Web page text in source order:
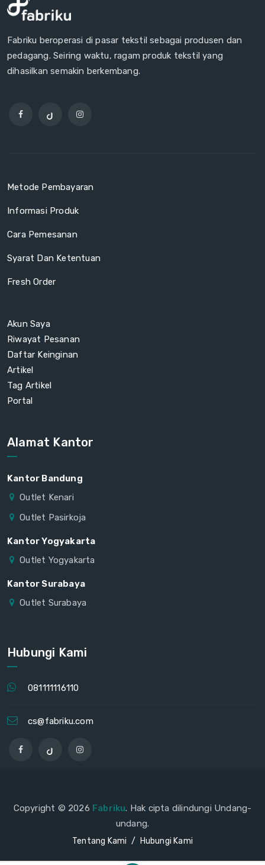
Fabriku beroperasi di pasar tekstil sebagai produsen dan
pedagang. Seiring waktu, ragam produk tekstil yang
dihasilkan semakin berkembang.
Metode Pembayaran
Informasi Produk
Cara Pemesanan
Syarat Dan Ketentuan
Fresh Order
Akun Saya
Riwayat Pesanan
Daftar Keinginan
Artikel
Tag Artikel
Portal
Alamat Kantor
Kantor Bandung
Outlet Kenari
Outlet Pasirkoja
Kantor Yogyakarta
Outlet Yogyakarta
Kantor Surabaya
Outlet Surabaya
Hubungi Kami
081111116110
cs@fabriku.com
Copyright © 2026 Fabriku. Hak cipta dilindungi Undang-
undang.
Tentang Kami Hubungi Kami